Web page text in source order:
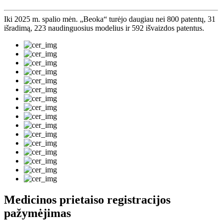
Iki 2025 m. spalio mėn. „Beoka“ turėjo daugiau nei 800 patentų, 31
išradimą, 223 naudinguosius modelius ir 592 išvaizdos patentus.
Medicinos prietaiso registracijos
pažymėjimas